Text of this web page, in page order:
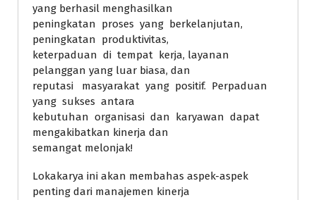
yang berhasil menghasilkan
peningkatan proses yang berkelanjutan,
peningkatan produktivitas,
keterpaduan di tempat kerja, layanan
pelanggan yang luar biasa, dan
reputasi masyarakat yang positif. Perpaduan
yang sukses antara
kebutuhan organisasi dan karyawan dapat
mengakibatkan kinerja dan
semangat melonjak!
Lokakarya ini akan membahas aspek-aspek
penting dari manajemen kinerja